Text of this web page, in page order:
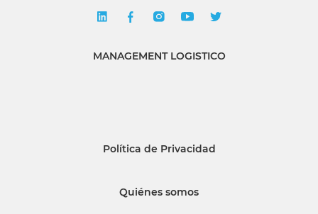
MANAGEMENT LOGISTICO
Política de Privacidad
Quiénes somos